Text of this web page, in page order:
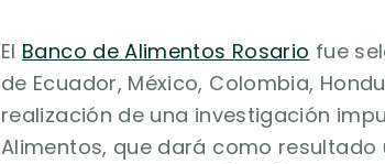
El Banco de Alimentos Rosario fue
de Ecuador, México, Colombia,
realización de una investigación
Alimentos, que dará como